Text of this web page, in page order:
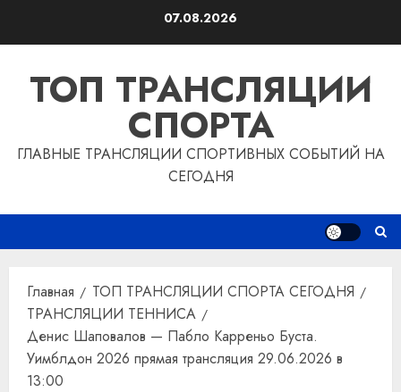
07.08.2026
ТОП ТРАНСЛЯЦИИ
СПОРТА
ГЛАВНЫЕ ТРАНСЛЯЦИИ СПОРТИВНЫХ СОБЫТИЙ НА
СЕГОДНЯ
Главная
ТОП ТРАНСЛЯЦИИ СПОРТА СЕГОДНЯ
ТРАНСЛЯЦИИ ТЕННИСА
Денис Шаповалов — Пабло Карреньо Буста.
Уимблдон 2026 прямая трансляция 29.06.2026 в
13:00